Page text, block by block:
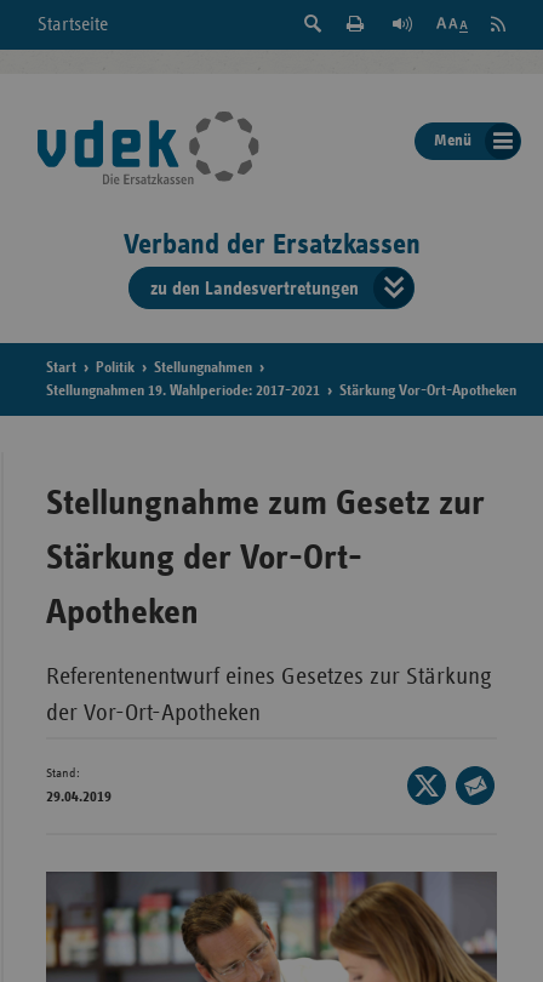
Startseite
Suche
der
Seite
Feed
Menü
Verband der Ersatzkassen
zu den Landesvertretungen
der
Hessen
Start Politik
Stellungnahmen
Stellungnahmen 19. Wahlperiode: 2017-2021
Stärkung Vor-Ort-Apotheken
Stellungnahme zum Gesetz zur
Stärkung der Vor-Ort-
Apotheken
Referentenentwurf eines Gesetzes zur Stärkung
der Vor-Ort-Apotheken
Stand:
29.04.2019
Seite
auf
E-
teilen